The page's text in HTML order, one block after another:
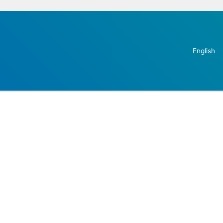
English